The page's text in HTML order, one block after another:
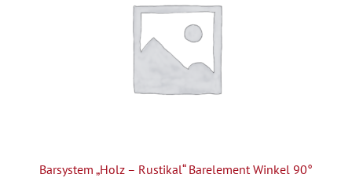
Barsystem „Holz – Rustikal“ Barelement Winkel 90°